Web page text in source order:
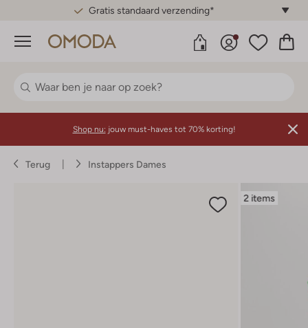
Gratis standaard verzending*
Menu
Shop nu: jouw must-haves tot 70% korting!
Terug Instappers Dames
2 items